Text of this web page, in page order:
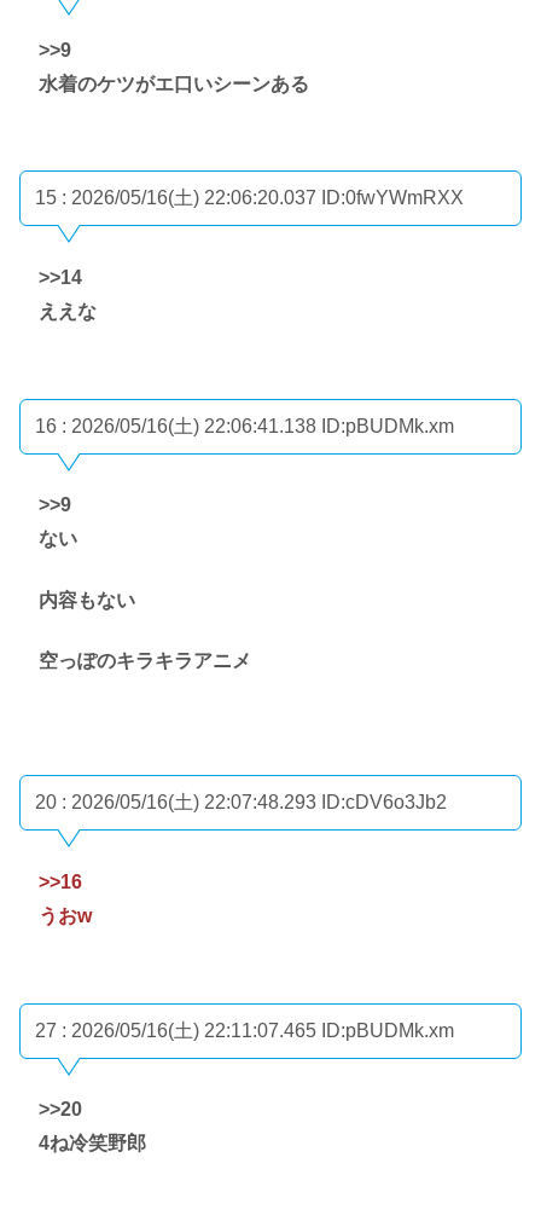
>>9
水着のケツがエ口いシーンある
15 : 2026/05/16(土) 22:06:20.037 ID:0fwYWmRXX
>>14
ええな
16 : 2026/05/16(土) 22:06:41.138 ID:pBUDMk.xm
>>9
ない
内容もない
空っぽのキラキラアニメ
20 : 2026/05/16(土) 22:07:48.293 ID:cDV6o3Jb2
>>16
うおw
27 : 2026/05/16(土) 22:11:07.465 ID:pBUDMk.xm
>>20
4ね冷笑野郎